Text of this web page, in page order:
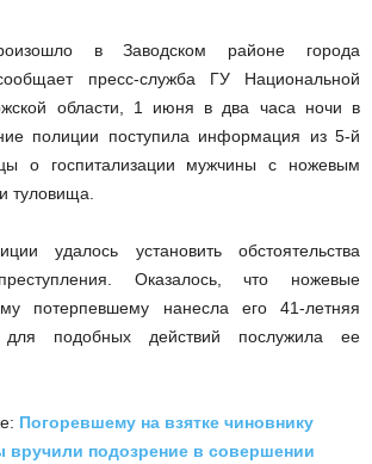
в Заводском районе города
пресс-служба ГУ Национальной
области, 1 июня в два часа ночи в
полиции поступила информация из 5-й
о госпитализации мужчины с ножевым
туловища.
удалось установить обстоятельства
Оказалось, что ножевые
потерпевшему нанесла его 41-летняя
для подобных действий послужила ее
Погоревшему на взятке чиновнику
вручили подозрение в совершении